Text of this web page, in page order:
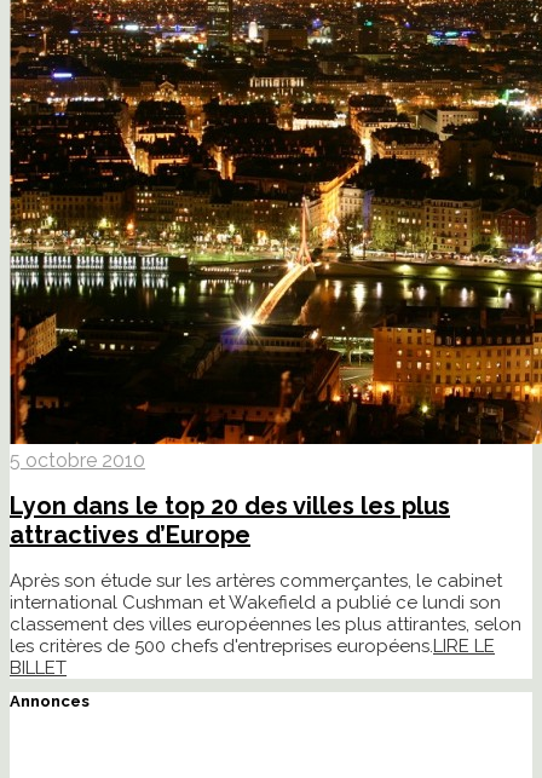
5 octobre 2010
Lyon dans le top 20 des villes les plus
attractives d’Europe
Après son étude sur les artères commerçantes, le cabinet
international Cushman et Wakefield a publié ce lundi son
classement des villes européennes les plus attirantes, selon
les critères de 500 chefs d'entreprises européens.LIRE LE
BILLET
Annonces